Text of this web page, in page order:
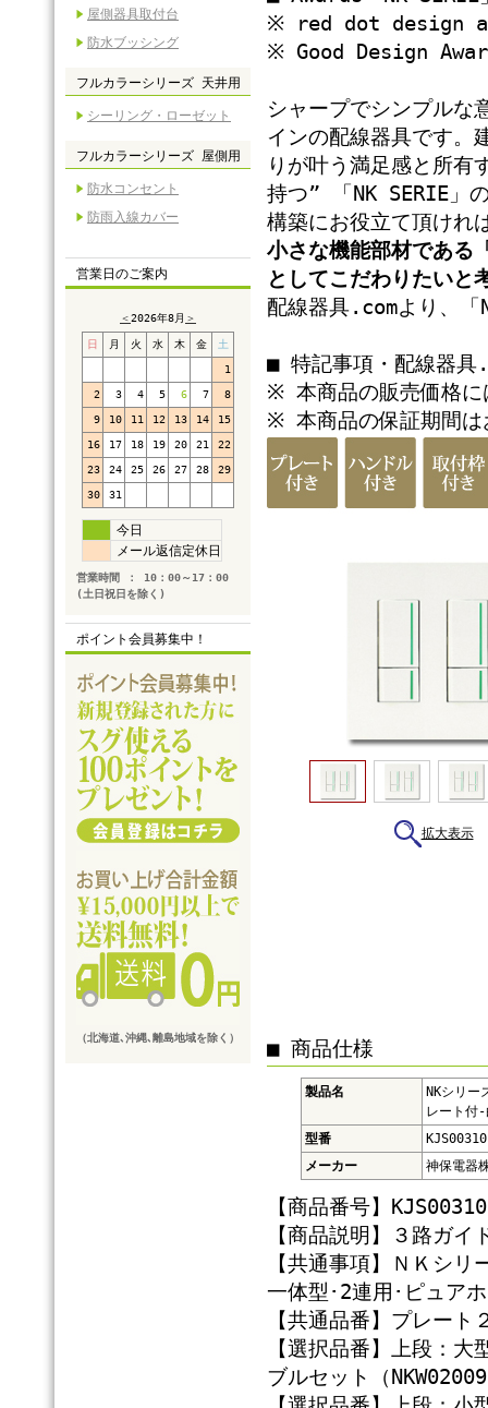
屋側器具取付台
防水ブッシング
フルカラーシリーズ 天井用
シーリング・ローゼット
フルカラーシリーズ 屋側用
防水コンセント
防雨入線カバー
営業日のご案内
＜2026年8月 ＞
日 月 火 水 木 金 土
1
2 3 4 5 6 7 8
9 10 11 12 13 14 15
16 17 18 19 20 21 22
23 24 25 26 27 28 29
30 31
今日
メール返信定休日
営業時間 ： 10：00～17：00
(土日祝日を除く)
ポイント会員募集中！
（北海道､沖縄､離島地域を除く）
※ red dot design
※ Good Design
シャープでシンプルな
インの配線器具です。
りが叶う満足感と所有
持つ” 「NK SERIE」
構築にお役立て頂けれ
小さな機能部材である
としてこだわりたいと
配線器具.comより、
■ 特記事項・配線器具
※ 本商品の販売価格に
※ 本商品の保証期間は
拡大表示
■ 商品仕様
製品名
NKシリ
レート付-
型番
KJS00310
メーカー
神保電器
【商品番号】KJS00310
【商品説明】３路ガ
【共通事項】ＮＫシ
一体型･2連用･ピュア
【共通品番】プレー
【選択品番】上段：
ブルセット（